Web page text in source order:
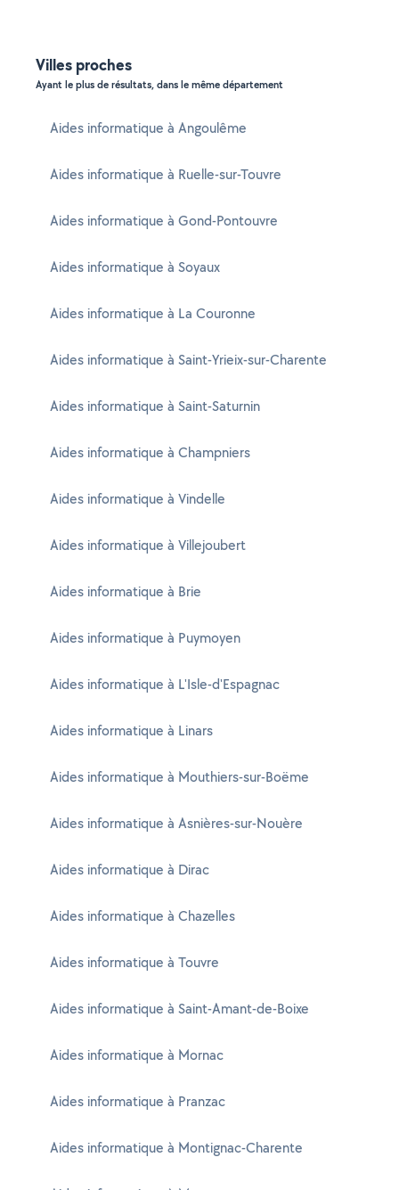
Villes proches
Ayant le plus de résultats, dans le même département
Aides informatique à Angoulême
Aides informatique à Ruelle-sur-Touvre
Aides informatique à Gond-Pontouvre
Aides informatique à Soyaux
Aides informatique à La Couronne
Aides informatique à Saint-Yrieix-sur-Charente
Aides informatique à Saint-Saturnin
Aides informatique à Champniers
Aides informatique à Vindelle
Aides informatique à Villejoubert
Aides informatique à Brie
Aides informatique à Puymoyen
Aides informatique à L'Isle-d'Espagnac
Aides informatique à Linars
Aides informatique à Mouthiers-sur-Boëme
Aides informatique à Asnières-sur-Nouère
Aides informatique à Dirac
Aides informatique à Chazelles
Aides informatique à Touvre
Aides informatique à Saint-Amant-de-Boixe
Aides informatique à Mornac
Aides informatique à Pranzac
Aides informatique à Montignac-Charente